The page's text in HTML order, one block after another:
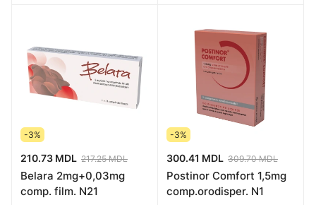
-3%
210.73 MDL 217.25 MDL
Belara 2mg+0,03mg
comp. film. N21
-3%
300.41 MDL 309.70 MDL
Postinor Comfort 1,5mg
comp.orodisper. N1